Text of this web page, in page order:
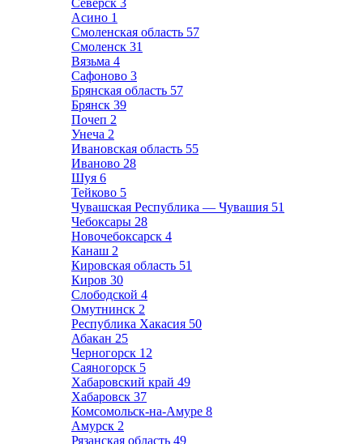
Северск 3
Асино 1
Смоленская область 57
Смоленск 31
Вязьма 4
Сафоново 3
Брянская область 57
Брянск 39
Почеп 2
Унеча 2
Ивановская область 55
Иваново 28
Шуя 6
Тейково 5
Чувашская Республика — Чувашия 51
Чебоксары 28
Новочебоксарск 4
Канаш 2
Кировская область 51
Киров 30
Слободской 4
Омутнинск 2
Республика Хакасия 50
Абакан 25
Черногорск 12
Саяногорск 5
Хабаровский край 49
Хабаровск 37
Комсомольск-на-Амуре 8
Амурск 2
Рязанская область 49